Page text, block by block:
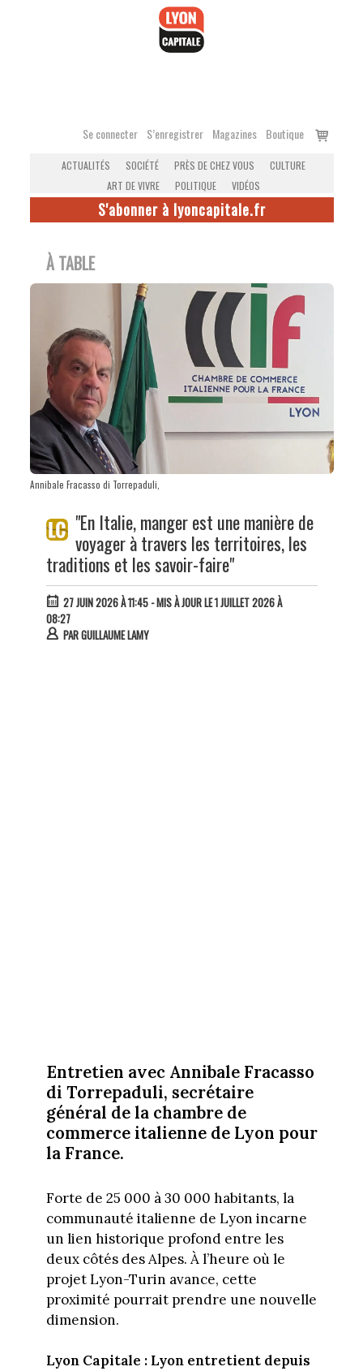
Se connecter S’enregistrer Magazines Boutique
Voir
ACTUALITÉS SOCIÉTÉ PRÈS DE CHEZ VOUS
CULTURE
ART DE VIVRE
POLITIQUE VIDÉOS
S'abonner à lyoncapitale.fr
À TABLE
Annibale Fracasso di Torrepaduli,
"En Italie, manger est une manière de
voyager à travers les territoires, les
traditions et les savoir-faire"
27 JUIN 2026 À 11:45- MIS À JOUR LE 1 JUILLET 2026 À
08:27
PARGUILLAUME LAMY
Entretien avec Annibale Fracasso
di Torrepaduli, secrétaire
général de la chambre de
commerce italienne de Lyon pour
la France.
Forte de 25 000 à 30 000 habitants, la
communauté italienne de Lyon incarne
un lien historique profond entre les
deux côtés des Alpes. À l’heure où le
projet Lyon-Turin avance, cette
proximité pourrait prendre une nouvelle
dimension.
Lyon Capitale : Lyon entretient depuis